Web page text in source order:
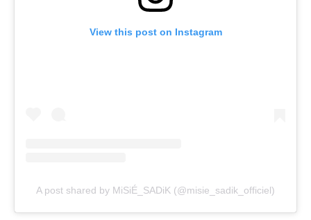
View this post on Instagram
A post shared by MiSiÉ_SADiK (@misie_sadik_officiel)